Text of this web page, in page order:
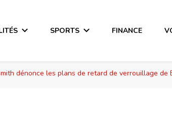
SPORTS FINANCE
dénonce les plans de retard de verrouillage de